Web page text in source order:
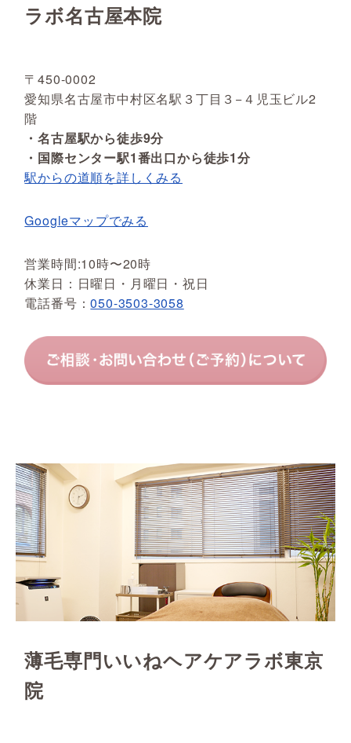
ラボ名古屋本院
〒450-0002
愛知県名古屋市中村区名駅３丁目３−４児玉ビル2
階
・名古屋駅から徒歩9分
・国際センター駅1番出口から徒歩1分
駅からの道順を詳しくみる
Googleマップでみる
営業時間:10時〜20時
休業日：日曜日・月曜日・祝日
電話番号：050-3503-3058
薄毛専門いいねヘアケアラボ東京
院